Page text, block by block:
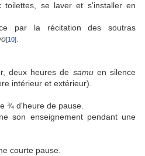
toilettes, se laver et s'installer en
par la récitation des soutras
[10]
deux heures de samuen silence
intérieur et extérieur).
¾ d'heure de pause.
son enseignement pendant une
courte pause.